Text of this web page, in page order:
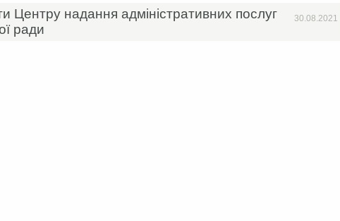
Центру надання адміністративних послуг
ради
30.08.2021